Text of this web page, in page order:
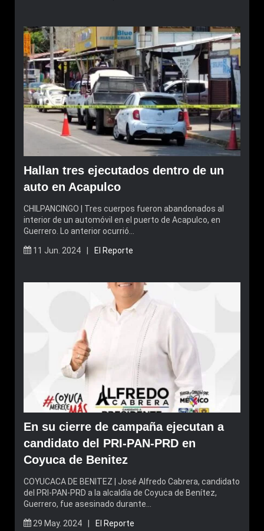
Hallan tres ejecutados dentro de un
auto en Acapulco
CHILPANCINGO | Tres cuerpos fueron abandonados al
interior de un automóvil en el puerto de Acapulco, en
Guerrero. Lo anterior ocurrió…
11 Jun. 2024 | El Reporte
En su cierre de campaña ejecutan a
candidato del PRI-PAN-PRD en
Coyuca de Benitez
COYUCACA DE BENITEZ | José Alfredo Cabrera, candidato
del PRI-PAN-PRD a la alcaldía de Coyuca de Benítez,
Guerrero, fue asesinado durante…
29 May. 2024 | El Reporte